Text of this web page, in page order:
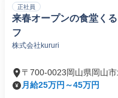
正社員
来春オープンの食堂く
フ
株式会社kururi
〒700-0023岡山県岡山
月給25万円～45万円